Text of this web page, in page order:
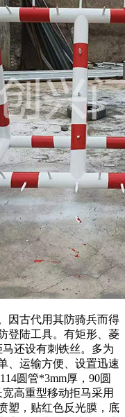
因古代用其防骑兵而得
登陆工具。有矩形、菱
还设有刺铁丝。多为
、运输方便、设置迅速
圆管*3mm厚，90圆
高重型移动拒马采用
塑，贴红色反光膜，底